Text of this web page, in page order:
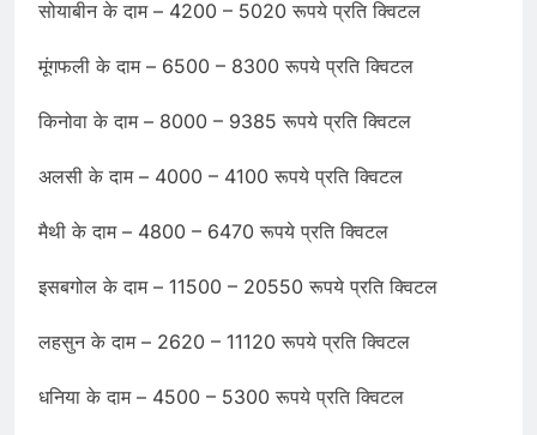
सोयाबीन के दाम – 4200 – 5020 रूपये प्रति क्विटल
मूंगफली के दाम – 6500 – 8300 रूपये प्रति क्विटल
किनोवा के दाम – 8000 – 9385 रूपये प्रति क्विटल
अलसी के दाम – 4000 – 4100 रूपये प्रति क्विटल
मैथी के दाम – 4800 – 6470 रूपये प्रति क्विटल
इसबगोल के दाम – 11500 – 20550 रूपये प्रति क्विटल
लहसुन के दाम – 2620 – 11120 रूपये प्रति क्विटल
धनिया के दाम – 4500 – 5300 रूपये प्रति क्विटल